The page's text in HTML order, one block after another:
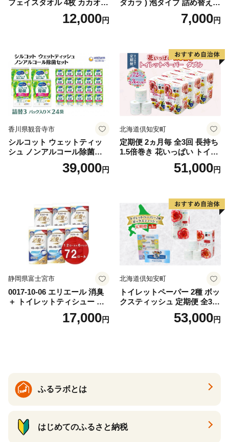
フェイスタオル 4枚 カカオ
【タオル 泉州タオル 吸水 普
段使い 無地 シンプル 日用品
12,000円
ダカラ ) 泡タイプ 詰め替え 4
40ml×4袋 ボディーソープ 泡
ボディソープ 泡 日用品 消耗
泡石鹸 石鹸 兵庫 兵庫県 小野
7,000円
香川県観音寺市
シルコット ウェットティッ
シュ ノンアルコール除菌詰
替（43枚×3P）×24袋 日用品
おもちゃ 拭き取り 手拭き 外
39,000円
北海道倶知安町
定期便 2ヵ月毎 全3回 長持ち
1.5倍巻き 花いっぱい トイレ
ットペーパー ダブル 45ｍ 計
72ロール 全18種 花柄 プリン
ー 消耗品 備蓄 送料無料 北海
道 倶知安町 日用品
51,000円
静岡県富士宮市
0017-10-06 エリエール 消臭
＋ トイレットティシュー し
っかり香るフレッシュクリア
の香り ダブル 12ロール×6パ
17,000円
北海道倶知安町
トイレットペーパー 2種 ボッ
クスティッシュ 定期便 全3
回 日本製 まとめ買い 防災
常備品 日用雑貨 消耗品 生活
53,000円
ふるラボとは
はじめてのふるさと納税